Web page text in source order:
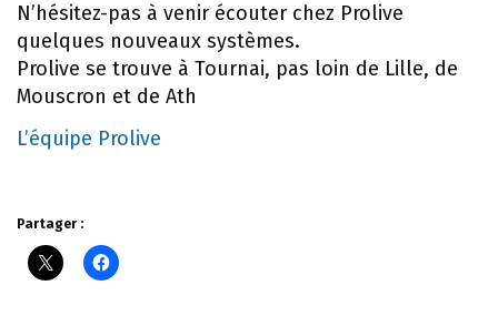
N’hésitez-pas à venir écouter chez Prolive
quelques nouveaux systèmes.
Prolive se trouve à Tournai, pas loin de Lille, de
Mouscron et de Ath
L’équipe Prolive
Partager :